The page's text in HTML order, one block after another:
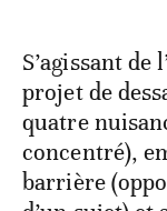
S’agissant
projet de
quatre
concentré),
barrière